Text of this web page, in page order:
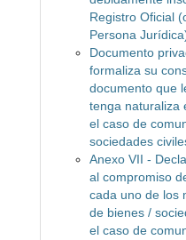
Registro Oficial
Persona
Documento
formaliza su
documento que
tenga naturaliza
el caso de
sociedades
Anexo VII -
al compromiso
cada uno de los
de bienes /
el caso de